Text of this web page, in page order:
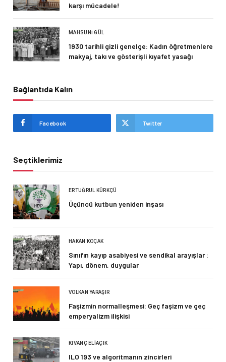
karşı mücadele!
MAHSUNI GÜL
1930 tarihli gizli genelge: Kadın öğretmenlere
makyaj, takı ve gösterişli kıyafet yasağı
Bağlantıda Kalın
Facebook Twitter
Seçtiklerimiz
ERTUĞRUL KÜRKÇÜ
Üçüncü kutbun yeniden inşası
HAKAN KOÇAK
Sınıfın kayıp asabiyesi ve sendikal arayışlar :
Yapı, dönem, duygular
VOLKAN YARAŞIR
Faşizmin normalleşmesi: Geç faşizm ve geç
emperyalizm ilişkisi
KIVANÇ ELIAÇIK
ILO 193 ve algoritmanın zincirleri